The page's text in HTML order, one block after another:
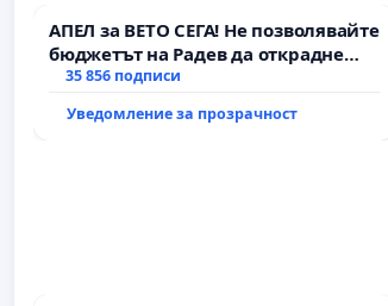
АПЕЛ за ВЕТО СЕГА! Не позволявайте
бюджетът на Радев да открадне
парите и правата ни в тъмното
35 856 подписи
Уведомление за прозрачност